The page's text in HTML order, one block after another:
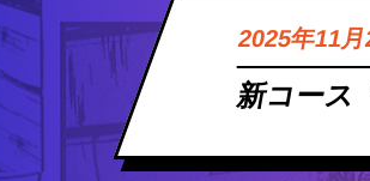
2025年11月
新コース